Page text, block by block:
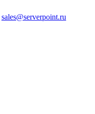
sales@serverpoint.ru